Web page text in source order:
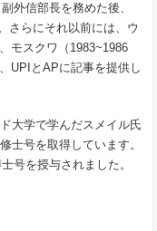
外信部長を務めた後、
さらにそれ以前には、ウ
モスクワ（1983~1986
UPIとAPに記事を提供し
大学で学んだスメイル氏
士号を取得しています。
号を授与されました。